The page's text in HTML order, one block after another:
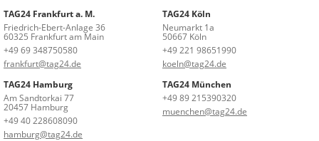
TAG24 Frankfurt a. M.
Friedrich-Ebert-Anlage 36
60325 Frankfurt am Main
+49 69 348750580
frankfurt@tag24.de
TAG24 Köln
Neumarkt 1a
50667 Köln
+49 221 98651990
koeln@tag24.de
TAG24 Hamburg
Am Sandtorkai 77
20457 Hamburg
+49 40 228608090
hamburg@tag24.de
TAG24 München
+49 89 215390320
muenchen@tag24.de